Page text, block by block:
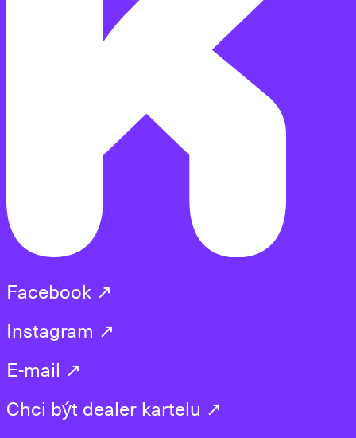
Facebook ↗︎
Instagram ↗︎
E-mail ↗︎
Chci být dealer kartelu ↗︎